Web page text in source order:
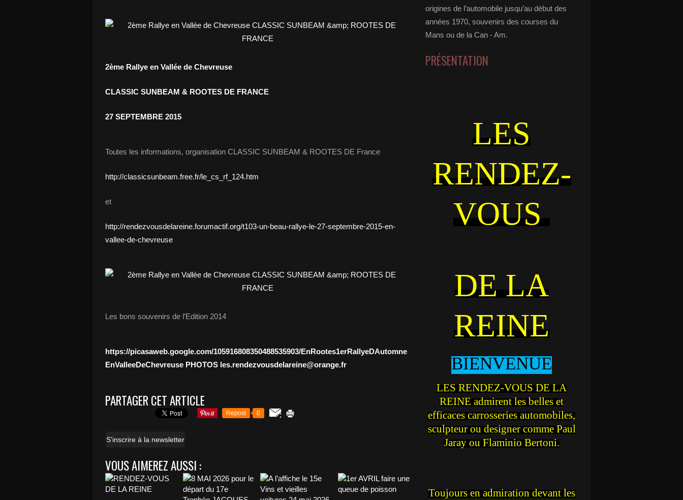
2ème Rallye en Vallée de Chevreuse
CLASSIC SUNBEAM & ROOTES DE FRANCE
27 SEPTEMBRE 2015
Toutes les informations, organisation CLASSIC SUNBEAM & ROOTES DE France
http://classicsunbeam.free.fr/le_cs_rf_124.htm
et
http://rendezvousdelareine.forumactif.org/t103-un-beau-rallye-le-27-septembre-2015-en-
vallee-de-chevreuse
Les bons souvenirs de l’Edition 2014
https://picasaweb.google.com/105916808350488535903/EnRootes1erRallyeDAutomne
EnValleeDeChevreuse PHOTOS les.rendezvousdelareine@orange.fr
PARTAGER CET ARTICLE
Repost 0
S'inscrire à la newsletter
VOUS AIMEREZ AUSSI :
origines de l’automobile jusqu’au début des
années 1970, souvenirs des courses du
Mans ou de la Can - Am.
PRÉSENTATION
LES
RENDEZ-
VOUS
DE LA
REINE
BIENVENUE
LES RENDEZ-VOUS DE LA
REINE admirent les belles et
efficaces carrosseries automobiles,
sculpteur ou designer comme Paul
Jaray ou Flaminio Bertoni.
Toujours en admiration devant les